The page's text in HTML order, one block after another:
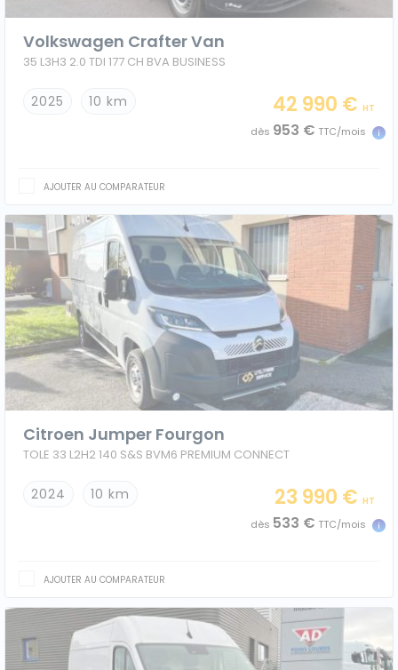
Volkswagen Crafter Van
35 L3H3 2.0 TDI 177 CH BVA BUSINESS
2025 10 km 42 990 € HT
dès 953 € TTC/mois
AJOUTER AU COMPARATEUR
Citroen Jumper Fourgon
TOLE 33 L2H2 140 S&S BVM6 PREMIUM CONNECT
2024 10 km 23 990 € HT
dès 533 € TTC/mois
AJOUTER AU COMPARATEUR